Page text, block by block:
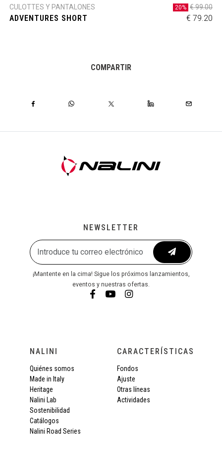
CULOTTES Y PANTALONES
ADVENTURES SHORT
20% € 99.00
€ 79.20
COMPARTIR
NEWSLETTER
¡Mantente en la cima! Sigue los próximos lanzamientos,
eventos y nuestras ofertas.
NALINI
Quiénes somos
Made in Italy
Heritage
Nalini Lab
Sostenibilidad
Catálogos
Nalini Road Series
CARACTERÍSTICAS
Fondos
Ajuste
Otras líneas
Actividades